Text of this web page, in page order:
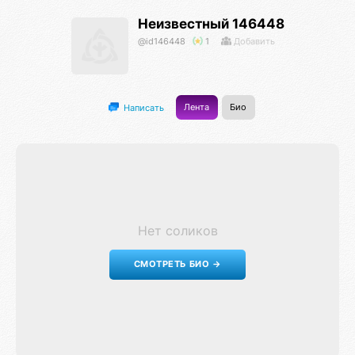
Неизвестный 146448
@id146448 1 Добавить
Написать Лента Био
Нет соликов
СМОТРЕТЬ БИО →